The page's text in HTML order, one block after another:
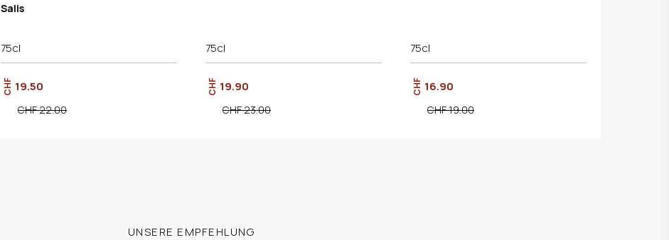
Salis
75cl
CHF 19.50
CHF 22.00
75cl
CHF 19.90
CHF 23.00
75cl
CHF 16.90
CHF 19.00
UNSERE EMPFEHLUNG